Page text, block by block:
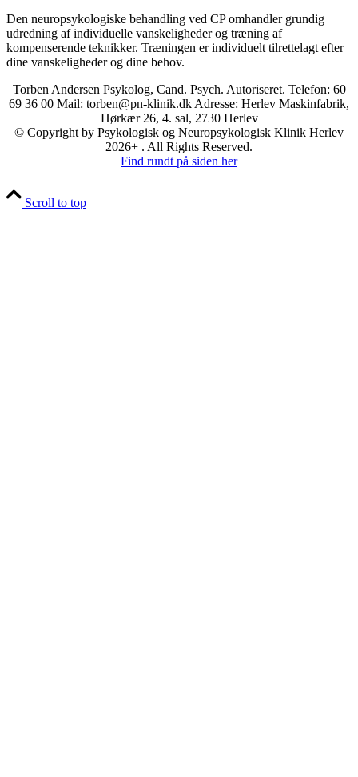
Den neuropsykologiske behandling ved CP omhandler grundig
udredning af individuelle vanskeligheder og træning af
kompenserende teknikker. Træningen er individuelt tilrettelagt efter
dine vanskeligheder og dine behov.
Torben Andersen Psykolog, Cand. Psych. Autoriseret. Telefon: 60
69 36 00 Mail: torben@pn-klinik.dk Adresse: Herlev Maskinfabrik,
Hørkær 26, 4. sal, 2730 Herlev
© Copyright by Psykologisk og Neuropsykologisk Klinik Herlev
2026+ . All Rights Reserved.
Find rundt på siden her
Scroll to top